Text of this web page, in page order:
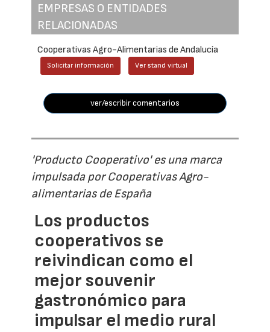
EMPRESAS O ENTIDADES
RELACIONADAS
Cooperativas Agro-Alimentarias de Andalucía
Solicitar información Ver stand virtual
ver/escribir comentarios
'Producto Cooperativo' es una marca
impulsada por Cooperativas Agro-
alimentarias de España
Los productos
cooperativos se
reivindican como el
mejor souvenir
gastronómico para
impulsar el medio rural